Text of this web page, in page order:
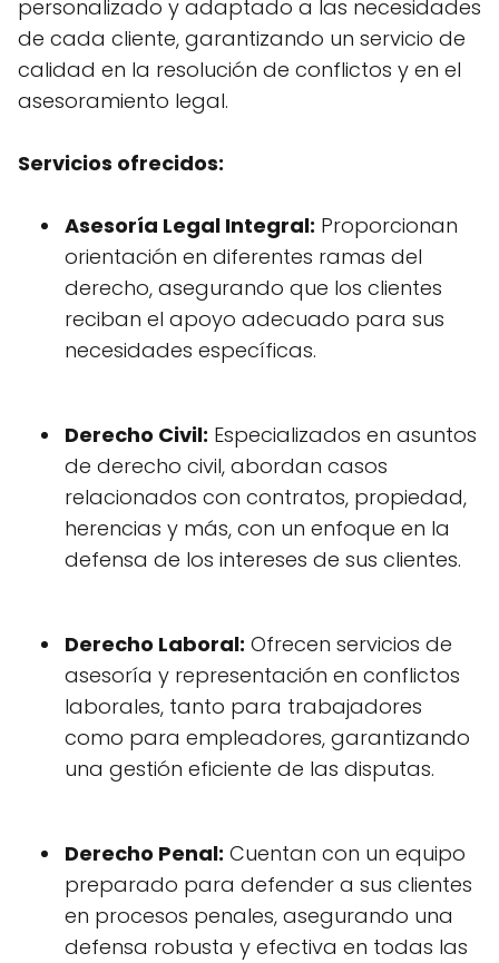
personalizado y adaptado a las necesidades
de cada cliente, garantizando un servicio de
calidad en la resolución de conflictos y en el
asesoramiento legal.
Servicios ofrecidos:
Asesoría Legal Integral: Proporcionan
orientación en diferentes ramas del
derecho, asegurando que los clientes
reciban el apoyo adecuado para sus
necesidades específicas.
Derecho Civil: Especializados en asuntos
de derecho civil, abordan casos
relacionados con contratos, propiedad,
herencias y más, con un enfoque en la
defensa de los intereses de sus clientes.
Derecho Laboral: Ofrecen servicios de
asesoría y representación en conflictos
laborales, tanto para trabajadores
como para empleadores, garantizando
una gestión eficiente de las disputas.
Derecho Penal: Cuentan con un equipo
preparado para defender a sus clientes
en procesos penales, asegurando una
defensa robusta y efectiva en todas las